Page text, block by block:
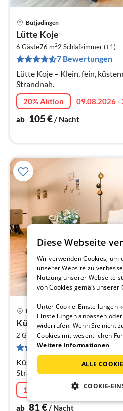
Butjadingen
Lütte Koje
6 Gäste76 m22 Schlafzimmer (+1)
7 Bewertungen
Lütte Koje – Klein, fein,
Strandnah.
20% Aktion
09.08.2026 -
ab 105€ / Nacht
Butjadingen
Küste33/40
2 Gäste74 m 1Schlafzimmer
1 Bewertung
Küste33/40 – Auszeit am
Strand.
10% Aktion
09.08.2026 -
ab 81€/ Nacht
Diese Webseite
Wir verwenden Cookies,
unserer Website zu
Nutzung unserer Webseite
von Cookies gemäß unserer
Unter Cookie-Einstellungen
Einstellungen anpassen
widerrufen. Wenn Sie nicht
Cookies mit wesentlichen
Weitere Informationen
ALLE
COOKIE-